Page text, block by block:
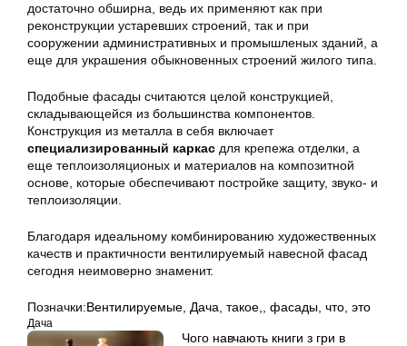
достаточно обширна, ведь их применяют как при
реконструкции устаревших строений, так и при
сооружении административных и промышленых зданий, а
еще для украшения обыкновенных строений жилого типа.
Подобные фасады считаются целой конструкцией,
складывающейся из большинства компонентов.
Конструкция из металла в себя включает
специализированный каркас для крепежа отделки, а
еще теплоизоляционых и материалов на композитной
основе, которые обеспечивают постройке защиту, звуко- и
теплоизоляции.
Благодаря идеальному комбинированию художественных
качеств и практичности вентилируемый навесной фасад
сегодня неимоверно знаменит.
Позначки:Вентилируемые, Дача, такое,, фасады, что, это
Дача
Чого навчають книги з гри в